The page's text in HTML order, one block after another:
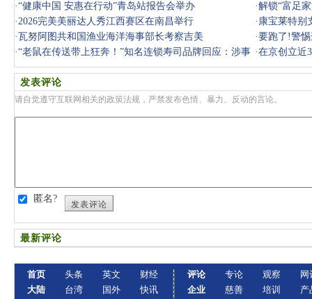
·“健康中国 安惠在行动”青岛站报告会举办 ·解锁“富足
·2026完美美丽达人秀江西赛区在南昌举行 · 康宝莱特别
·瓦努阿图共和国渔业海洋海事部长考察吉美 ·要跑了!警
悠，千万别
·“老鼠在传送带上狂奔！”知名连锁寿司品牌回应：涉事
门店停
·在京创立近
人”？
发表评论
请自觉遵守互联网相关的政策法规，严禁发布色情、暴力、反动的言论。
匿名?
发表评论
最新评论
首页
大陆
头条
台湾
英文
国外
财经
快讯
评论
企业
专论
慈善
观察
培训
网
产